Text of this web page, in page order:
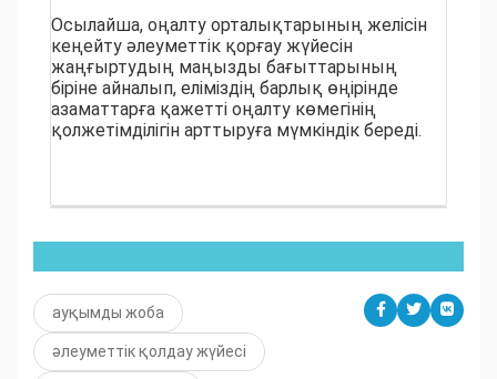
Осылайша, оңалту орталықтарының желісін
кеңейту әлеуметтік қорғау жүйесін
жаңғыртудың маңызды бағыттарының
біріне айналып, еліміздің барлық өңірінде
азаматтарға қажетті оңалту көмегінің
қолжетімділігін арттыруға мүмкіндік береді.
ауқымды жоба
әлеуметтік қолдау жүйесі